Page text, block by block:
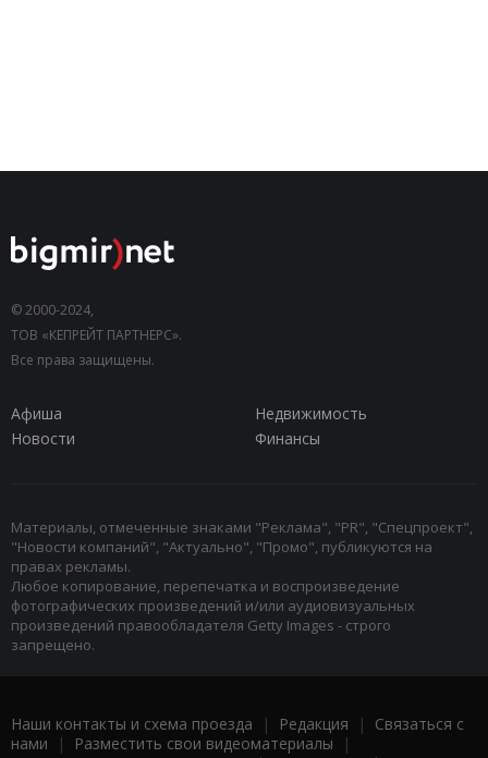
© 2000-2024,
ТОВ «КЕПРЕЙТ ПАРТНЕРС».
Все права защищены.
Афиша
Недвижимость
Новости
Финансы
Материалы, отмеченные знаками "Реклама", "PR", "Спецпроект",
"Новости компаний", "Актуально", "Промо", публикуются на
правах рекламы.
Любое копирование, перепечатка и воспроизведение
фотографических произведений и/или аудиовизуальных
произведений правообладателя Getty Images - строго
запрещено.
Наши контакты и схема проезда | Редакция | Связаться с
нами | Разместить свои видеоматериалы |